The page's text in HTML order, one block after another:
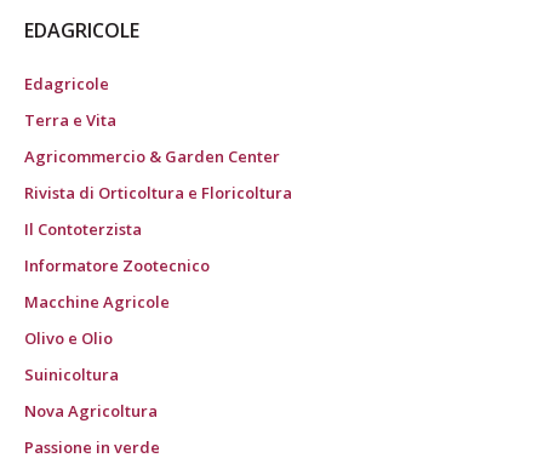
EDAGRICOLE
Edagricole
Terra e Vita
Agricommercio & Garden Center
Rivista di Orticoltura e Floricoltura
Il Contoterzista
Informatore Zootecnico
Macchine Agricole
Olivo e Olio
Suinicoltura
Nova Agricoltura
Passione in verde